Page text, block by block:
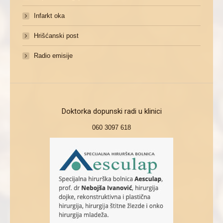
Infarkt oka
Hrišćanski post
Radio emisije
Doktorka dopunski radi u klinici
060 3097 618